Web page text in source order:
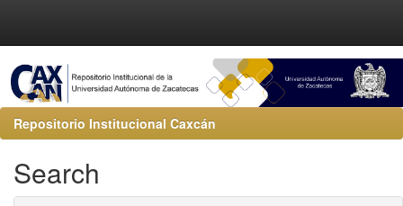
Repositorio Institucional Caxcán
Search